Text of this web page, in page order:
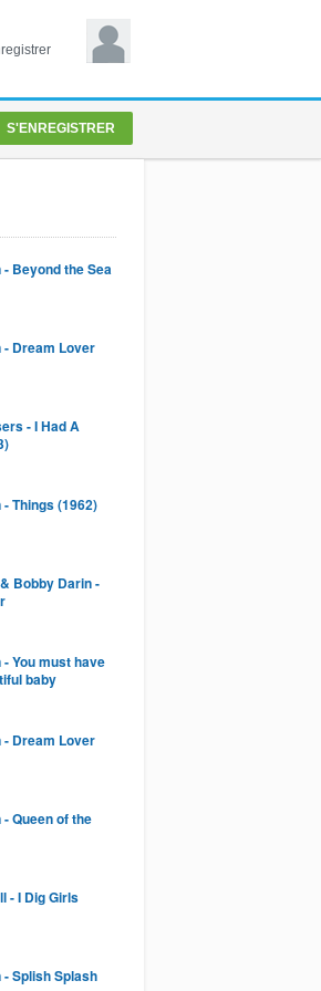
S'ENREGISTRER
Beyond the Sea
- Dream Lover
- I Had A
Things (1962)
Bobby Darin -
You must have
baby
- Dream Lover
Queen of the
- I Dig Girls
Splish Splash